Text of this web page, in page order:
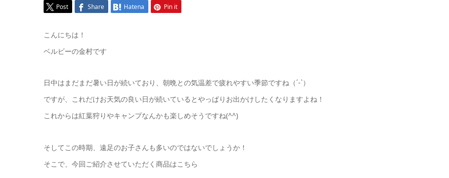
Post Share Hatena Pin it
こんにちは！
ベルビーの金村です
日中はまだまだ暑い日が続いており、朝晩との気温差で疲れやすい季節ですね（´-`）
ですが、これだけお天気の良い日が続いているとやっぱりお出かけしたくなりますよね！
これからは紅葉狩りやキャンプなんかも楽しめそうですね(^^)
そしてこの時期、遠足のお子さんも多いのではないでしょうか！
そこで、今回ご紹介させていただく商品はこちら